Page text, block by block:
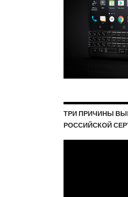
ТРИ ПРИЧИНЫ
РОССИЙСКОЙ